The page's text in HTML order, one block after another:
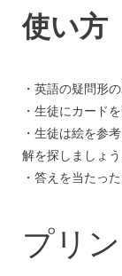
使い方
・英語の疑問形
・生徒にカード
・生徒は絵を参
解を探しましょう
・答えを当たっ
プリ